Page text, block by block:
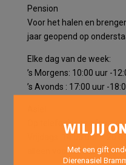
Pension
Voor het halen en
jaar geopend op
Elke dag van de week:
’s Morgens: 10:00 uur -
’s Avonds : 17:00 uur -
Op telefonische
Vrijdags: 14:00 uur –
alleen voor asielkatten)
WIL JIJ
Met een gift
Dierenasiel